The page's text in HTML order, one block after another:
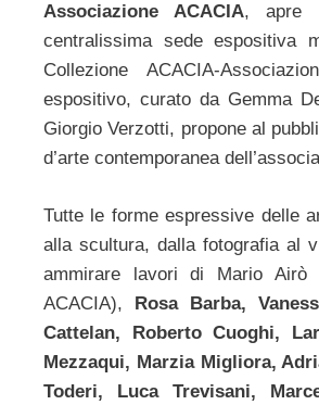
Associazione ACACIA, apre
centralissima sede espositiva
Collezione ACACIA-
espositivo, curato da Gemma
Giorgio Verzotti, propone al
d’arte contemporanea
Tutte le forme espressive delle
alla scultura, dalla fotografia al
ammirare lavori di Mario Airò
ACACIA), Rosa Barba,
Cattelan, Roberto Cuoghi,
Mezzaqui, Marzia Migliora,
Toderi, Luca Trevisani,